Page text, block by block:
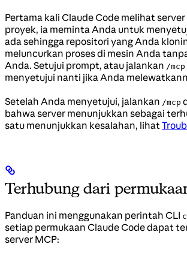
Pertama kali Claude Code melihat
proyek, ia meminta Anda untuk
ada sehingga repositori yang Anda
meluncurkan proses di mesin Anda
Anda. Setujui prompt, atau jalankan /mcp
menyetujui nanti jika Anda
Setelah Anda menyetujui, jalankan /mcp
bahwa server menunjukkan sebagai
satu menunjukkan kesalahan, lihat
Terhubung dari
Panduan ini menggunakan perintah CLI
setiap permukaan Claude Code dapat
server MCP: